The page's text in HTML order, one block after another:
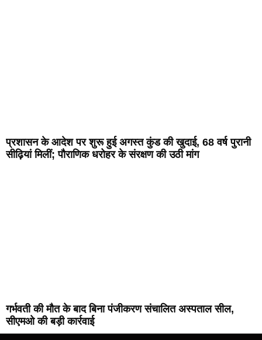
प्रशासन के आदेश पर शुरू हुई अगस्त कुंड की खुदाई, 68 वर्ष पुरानी
सीढ़ियां मिलीं; पौराणिक धरोहर के संरक्षण की उठी मांग
गर्भवती की मौत के बाद बिना पंजीकरण संचालित अस्पताल सील,
सीएमओ की बड़ी कार्रवाई